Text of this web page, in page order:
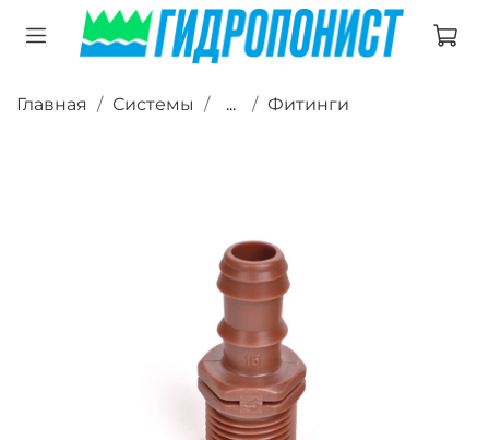
Главная Системы ... Фитинги